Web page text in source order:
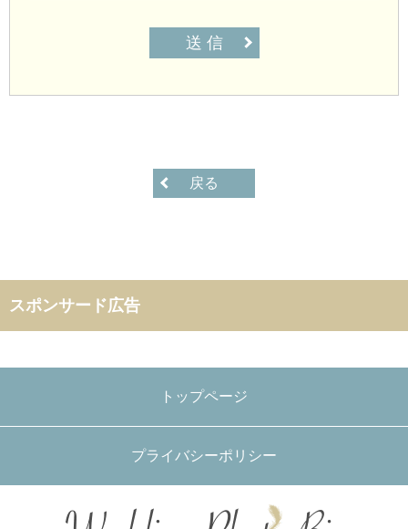
送 信
戻る
スポンサード広告
トップページ
プライバシーポリシー